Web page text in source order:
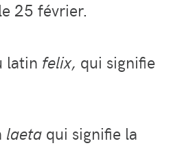
25 février.
latin felix, qui signifie
laeta qui signifie la